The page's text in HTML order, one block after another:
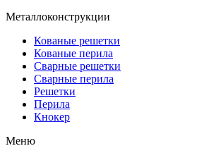
Металлоконструкции
Кованые решетки
Кованые перила
Сварные решетки
Сварные перила
Решетки
Перила
Кнокер
Меню